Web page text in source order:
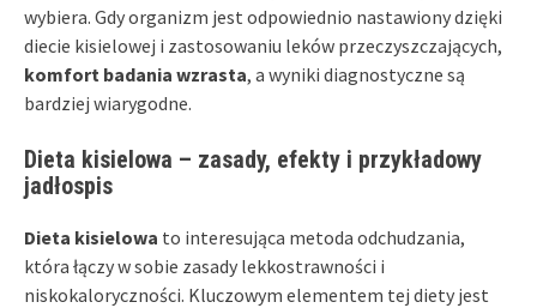
wybiera. Gdy organizm jest odpowiednio nastawiony dzięki
diecie kisielowej i zastosowaniu leków przeczyszczających,
komfort badania wzrasta, a wyniki diagnostyczne są
bardziej wiarygodne.
Dieta kisielowa – zasady, efekty i przykładowy
jadłospis
Dieta kisielowa to interesująca metoda odchudzania,
która łączy w sobie zasady lekkostrawności i
niskokaloryczności. Kluczowym elementem tej diety jest